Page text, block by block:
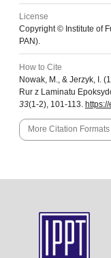
License
Copyright © Institute of
PAN).
How to Cite
Nowak, M., & Jerzyk, I.
Rur z Laminatu
33(1-2), 101-113.
More Citation Formats